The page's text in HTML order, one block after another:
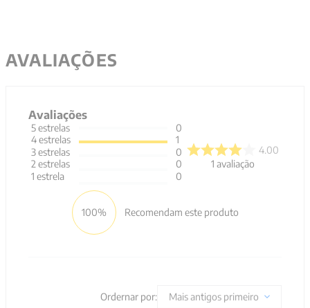
AVALIAÇÕES
Avaliações
5estrelas
4estrelas
3estrelas
2 estrelas
1 estrela
0
1
0
0
0
4.00
1avaliação
100% Recomendam este produto
Ordernar por: Mais antigos primeiro